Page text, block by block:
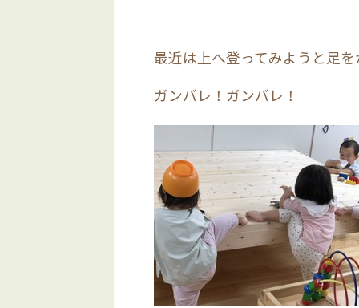
最近は上へ登ってみようと足
ガンバレ！ガンバレ！